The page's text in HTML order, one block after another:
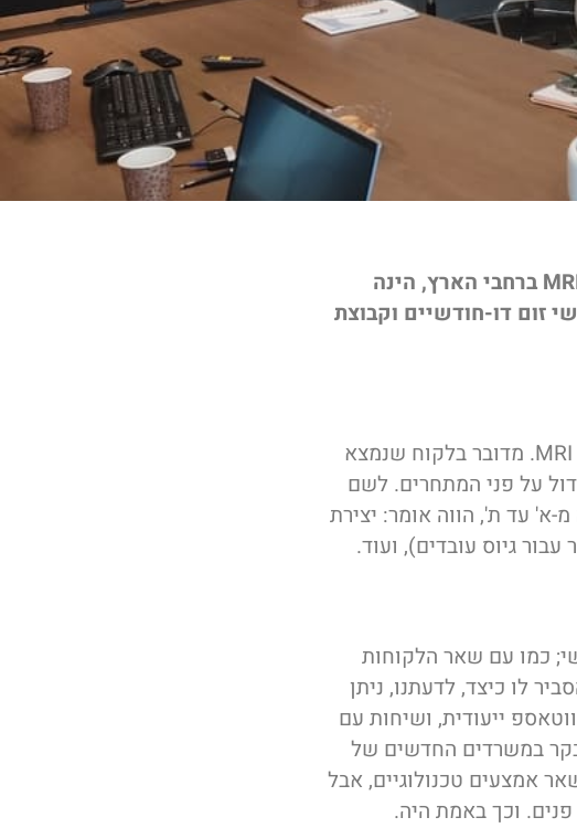
חברת "מור אינסייד", המספקת שירותים רפואיים בדמות בדיקות MRI ברחבי הארץ, הינה
זום דו-חודשיים וקבוצת
חברת "מור אינסייד" היא החברה המובילה בארץ בכל הקשור לסריקות MRI. מדובר בלקוח שנמצא
ובידול על פני המתחרים. לשם
א' עד ת', הווה אומר: יצירת
גיוס עובדים), ועוד.
כמו עם שאר הלקוחות
לו כיצד, לדעתנו, ניתן
ייעודית, ושיחות עם
במשרדים החדשים של
אמצעים טכנולוגיים, אבל
וכך באמת היה.